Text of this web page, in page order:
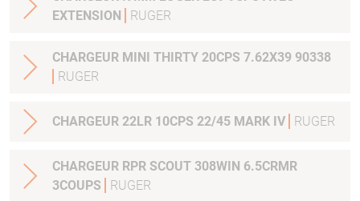
EXTENSION
RUGER
CHARGEUR MINI THIRTY 20CPS 7.62X39 90338
RUGER
CHARGEUR 22LR 10CPS 22/45 MARK IV RUGER
CHARGEUR RPR SCOUT 308WIN 6.5CRMR
3COUPS
RUGER